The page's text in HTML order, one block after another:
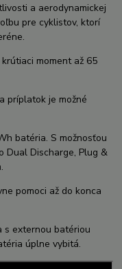
a aerodynamickej
pre cyklistov, ktorí
moment až 65
príplatok je možné
batéria. S možnosťou
Dual Discharge, Plug &
pomoci až do konca
s externou batériou
úplne vybitá.